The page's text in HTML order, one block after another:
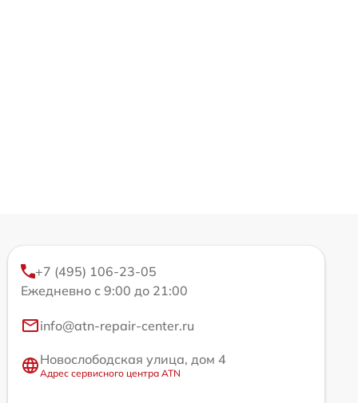
+7 (495) 106-23-05
Ежедневно с 9:00 до 21:00
info@atn-repair-center.ru
Новослободская улица, дом 4
Адрес сервисного центра ATN